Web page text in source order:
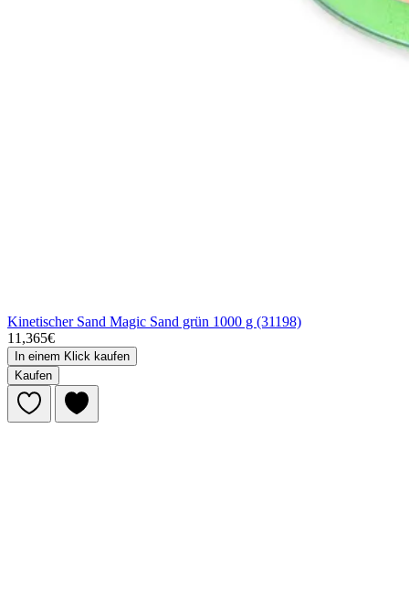
Kinetischer Sand Magic Sand grün 1000 g (31198)
11,365€
In einem Klick kaufen
Kaufen